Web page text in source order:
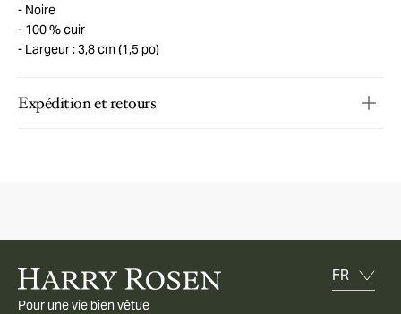
Noire
100 % cuir
Largeur : 3,8 cm (1,5 po)
Expédition et retours
Pour une vie bien vêtue